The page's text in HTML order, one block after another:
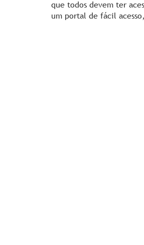
que todos devem ter
um portal de fácil